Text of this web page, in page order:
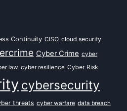
Continuity CISO cloud security
Cyber Crime cyber
law cyber resilience Cyber Risk
cybersecurity
threats cyber warfare data breach